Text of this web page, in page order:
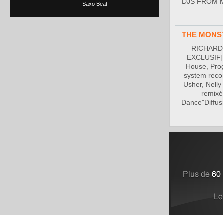
Saxo Beat
DJS FROM
THE
House,
system
Usher,